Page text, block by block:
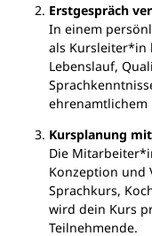
Erstgespräch
In einem
als Kursleiter*in
Lebenslauf,
ehrenamtlichem
Kursplanung
Die
Konzeption und
Sprachkurs,
wird dein Kurs
Teilnehmende.